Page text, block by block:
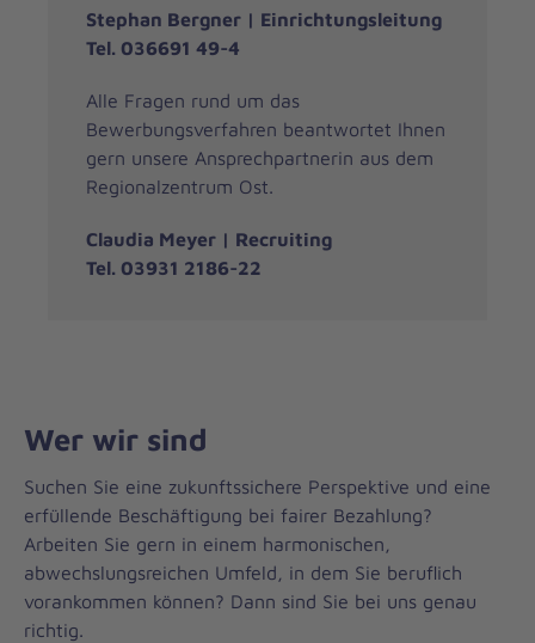
Stephan Bergner | Einrichtungsleitung
Tel. 036691 49-4
Alle Fragen rund um das
Bewerbungsverfahren beantwortet Ihnen
gern unsere Ansprechpartnerin aus dem
Regionalzentrum Ost.
Claudia Meyer | Recruiting
Tel. 03931 2186-22
Wer wir sind
Suchen Sie eine zukunftssichere Perspektive und eine
erfüllende Beschäftigung bei fairer Bezahlung?
Arbeiten Sie gern in einem harmonischen,
abwechslungsreichen Umfeld, in dem Sie beruflich
vorankommen können? Dann sind Sie bei uns genau
richtig.